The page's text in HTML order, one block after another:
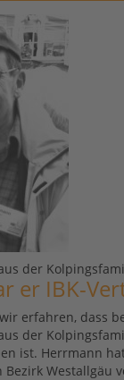
der
er IBK-
erfahren, dass
der
ist. Herrmann
Westallgäu